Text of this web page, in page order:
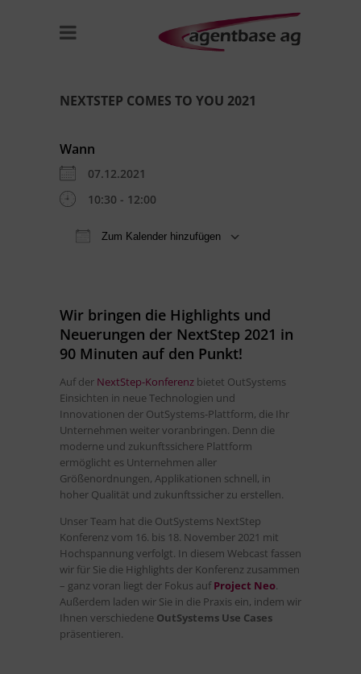
NEXTSTEP COMES TO YOU 2021
Wann
07.12.2021
10:30 - 12:00
Zum Kalender hinzufügen
Wir bringen die Highlights und
Neuerungen der NextStep 2021 in
90 Minuten auf den Punkt!
Auf der NextStep-Konferenz bietet OutSystems
Einsichten in neue Technologien und
Innovationen der OutSystems-Plattform, die Ihr
Unternehmen weiter voranbringen. Denn die
moderne und zukunftssichere Plattform
ermöglicht es Unternehmen aller
Größenordnungen, Applikationen schnell, in
hoher Qualität und zukunftssicher zu erstellen.
Unser Team hat die OutSystems NextStep
Konferenz vom 16. bis 18. November 2021 mit
Hochspannung verfolgt. In diesem Webcast fassen
wir für Sie die Highlights der Konferenz zusammen
– ganz voran liegt der Fokus aufProject Neo.
Außerdem laden wir Sie in die Praxis ein, indem wir
Ihnen verschiedene OutSystems Use Cases
präsentieren.